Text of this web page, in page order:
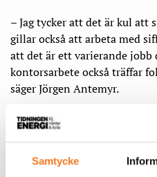
Samtycke
– Jag tycker att det är kul att
gillar också att arbeta med
att det är ett varierande jobb
kontorsarbete också träffar
säger Jörgen Antemyr.
Både flis och avfall kommer
närområdet – till exempel
Vida, Stor Enso eller
LBC Borås och Remondis.